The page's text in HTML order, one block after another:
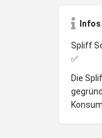
Spliff
✅
Die